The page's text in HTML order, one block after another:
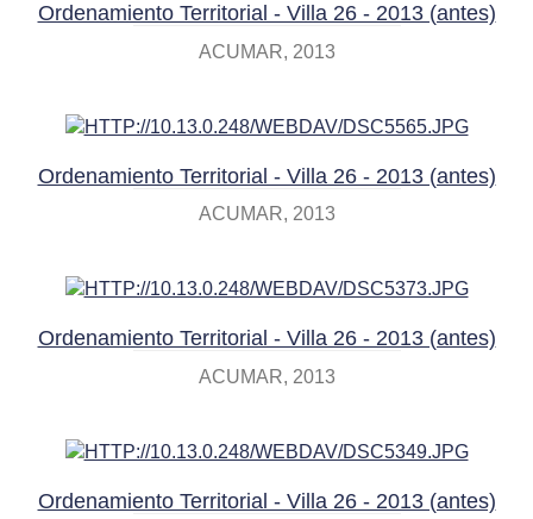
Ordenamiento Territorial - Villa 26 - 2013 (antes)
ACUMAR 2013
Ordenamiento Territorial - Villa 26 - 2013 (antes)
ACUMAR 2013
Ordenamiento Territorial - Villa 26 - 2013 (antes)
ACUMAR 2013
Ordenamiento Territorial - Villa 26 - 2013 (antes)